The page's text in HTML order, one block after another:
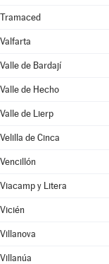
Tramaced
Valfarta
Valle de Bardají
Valle de Hecho
Valle de Lierp
Velilla de Cinca
Vencillón
Viacamp y Litera
Vicién
Villanova
Villanúa